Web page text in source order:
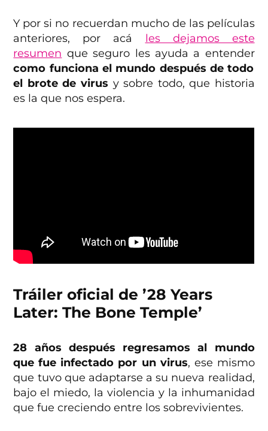
Y por si no recuerdan mucho de las películas
anteriores, por acá les dejamos este
resumen que seguro les ayuda a entender
como funciona el mundo después de todo
el brote de virus y sobre todo, que historia
es la que nos espera.
Tráiler oficial de ’28 Years
Later: The Bone Temple’
28 años después regresamos al mundo
que fue infectado por un virus, ese mismo
que tuvo que adaptarse a su nueva realidad,
bajo el miedo, la violencia y la inhumanidad
que fue creciendo entre los sobrevivientes.